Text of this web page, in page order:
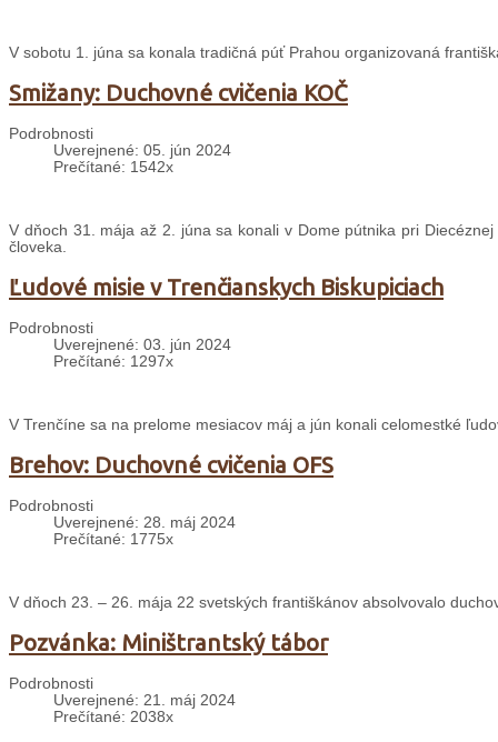
V sobotu 1. júna sa konala tradičná púť Prahou organizovaná
Smižany: Duchovné cvičenia KOČ
Podrobnosti
Uverejnené: 05. jún 2024
Prečítané: 1542x
V dňoch 31. mája až 2. júna sa konali v Dome pútnika pri
človeka.
Ľudové misie v Trenčianskych Biskupiciach
Podrobnosti
Uverejnené: 03. jún 2024
Prečítané: 1297x
V Trenčíne sa na prelome mesiacov máj a jún konali celomestké
Brehov: Duchovné cvičenia OFS
Podrobnosti
Uverejnené: 28. máj 2024
Prečítané: 1775x
V dňoch 23. – 26. mája 22 svetských františkánov absolvovalo
Pozvánka: Miništrantský tábor
Podrobnosti
Uverejnené: 21. máj 2024
Prečítané: 2038x